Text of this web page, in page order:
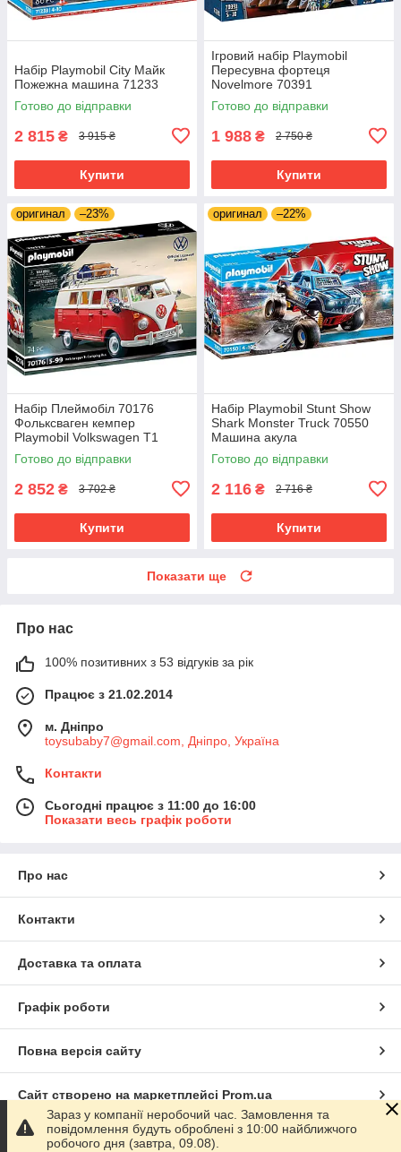
Набір Playmobil City Майк
Пожежна машина 71233
Готово до відправки
2 815 ₴ 3 915 ₴
Купити
Ігровий набір Playmobil
Пересувна фортеця
Novelmore 70391
Готово до відправки
1 988 ₴ 2 750 ₴
Купити
оригинал –23%
Набір Плеймобіл 70176
Фольксваген кемпер
Playmobil Volkswagen T1
Готово до відправки
2 852 ₴ 3 702 ₴
Купити
оригинал –22%
Набір Playmobil Stunt Show
Shark Monster Truck 70550
Машина акула
Готово до відправки
2 116 ₴ 2 716 ₴
Купити
Показати ще
Про нас
100% позитивних з 53 відгуків за рік
Працює з 21.02.2014
м. Дніпро
toysubaby7@gmail.com, Дніпро, Україна
Контакти
Сьогодні працює з 11:00 до 16:00
Показати весь графік роботи
Про нас
Контакти
Доставка та оплата
Графік роботи
Повна версія сайту
Сайт створено на маркетплейсі Prom.ua
Політика конфіденційності
Зараз у компанії неробочий час. Замовлення та
повідомлення будуть оброблені з 10:00 найближчого
робочого дня (завтра, 09.08).